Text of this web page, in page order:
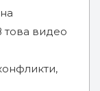
това видео